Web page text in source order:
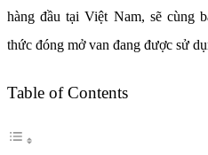
hàng đầu tại Việt Nam, sẽ cùng
thức đóng mở van đang được sử
Table of Contents